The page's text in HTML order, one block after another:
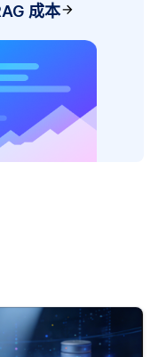
成本